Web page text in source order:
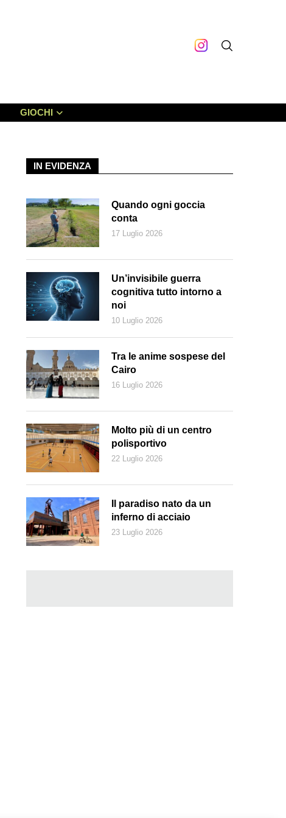
GIOCHI
IN EVIDENZA
Quando ogni goccia
conta
17 Luglio 2026
Un’invisibile guerra
cognitiva tutto intorno a
noi
10 Luglio 2026
Tra le anime sospese del
Cairo
16 Luglio 2026
Molto più di un centro
polisportivo
22 Luglio 2026
Il paradiso nato da un
inferno di acciaio
23 Luglio 2026